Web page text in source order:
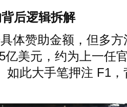
后逻辑拆解
体赞助金额，但多方
亿美元，约为上一任
如此大手笔押注 F1，